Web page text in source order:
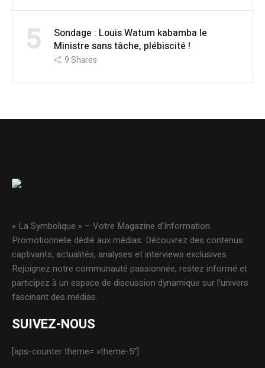
5
Sondage : Louis Watum kabamba le
Ministre sans tâche, plébiscité !
9Shares
« La Symbolique » – Votre Magazine d’Information
Promotionnelle dédié aux médias. Découvrez des contenus
captivants, actualités, analyses et interviews exclusives.
Rejoignez notre communauté passionnée, restez informé et
participez à un espace de discussion dynamique sur l’univers
fascinant des médias.
SUIVEZ-NOUS
[aps-counter theme= »theme-5″]